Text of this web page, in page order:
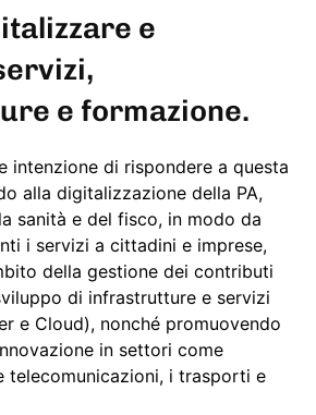
e
e formazione.
intenzione di rispondere a questa
alla digitalizzazione della PA,
sanità e del fisco, in modo da
i servizi a cittadini e imprese,
della gestione dei contributi
di infrastrutture e servizi
e Cloud), nonché promuovendo
in settori come
telecomunicazioni, i trasporti e